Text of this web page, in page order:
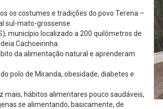
os costumes e tradições do povo Terena –
sul-mato-grossense.
município localizado a 200 quilômetros de
Cachoeirinha.
da alimentação natural e aprenderam
polo de Miranda, obesidade, diabetes e
mais, hábitos alimentares pouco saudáveis,
se alimentando, basicamente, de